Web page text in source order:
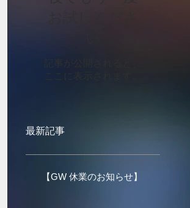
ここに表示されます。
最新記事
【GW 休業のお知らせ】